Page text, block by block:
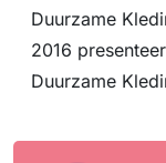
Duurzame
2016
Duurzame